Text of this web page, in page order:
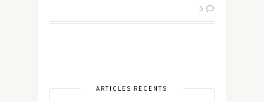
5
ARTICLES RÉCENTS